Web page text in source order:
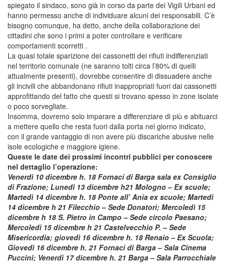
spiegato il sindaco, sono già in corso da parte dei Vigili Urbani ed
hanno permesso anche di individuare alcuni dei responsabili. C’è
bisogno comunque, ha detto, anche della collaborazione dei
cittadini che sono i primi a poter controllare e verificare
comportamenti scorretti .
La quasi totale sparizione dei cassonetti dei rifiuti indifferenziati
nel territorio comunale (ne saranno tolti circa l’80% di quelli
attualmente presenti), dovrebbe consentire di dissuadere anche
gli incivili che abbandonano rifiuti inappropriati fuori dai cassonetti
approfittando del fatto che questi si trovano spesso in zone isolate
o poco sorvegliate.
Insomma, dovremo solo imparare a differenziare di più e abituarci
a mettere quello che resta fuori dalla porta nel giorno indicato,
con il grande vantaggio di non avere più discariche abusive nelle
isole ecologiche e maggiore igiene.
Queste le date dei prossimi incontri pubblici per conoscere
nel dettaglio l’operazione:
Venerdì 10 dicembre h. 18 Fornaci di Barga sala ex Consiglio
di Frazione; Lunedì 13 dicembre h21 Mologno – Ex scuole;
Martedì 14 dicembre h. 18 Ponte all’ Ania ex scuole; Martedì
14 dicembre h 21 Filecchio – Sede Donatori; Mercoledì 15
dicembre h 18 S. Pietro in Campo – Sede circolo Paesano;
Mercoledì 15 dicembre h 21 Castelvecchio P. – Sede
Misericordia; giovedì 16 dicembre h. 18 Renaio – Ex Scuola;
Giovedì 16 dicembre h. 21 Fornaci di Barga – Sala Cinema
Puccini; Venerdì 17 dicembre h. 21 Barga – Sala Parrocchiale